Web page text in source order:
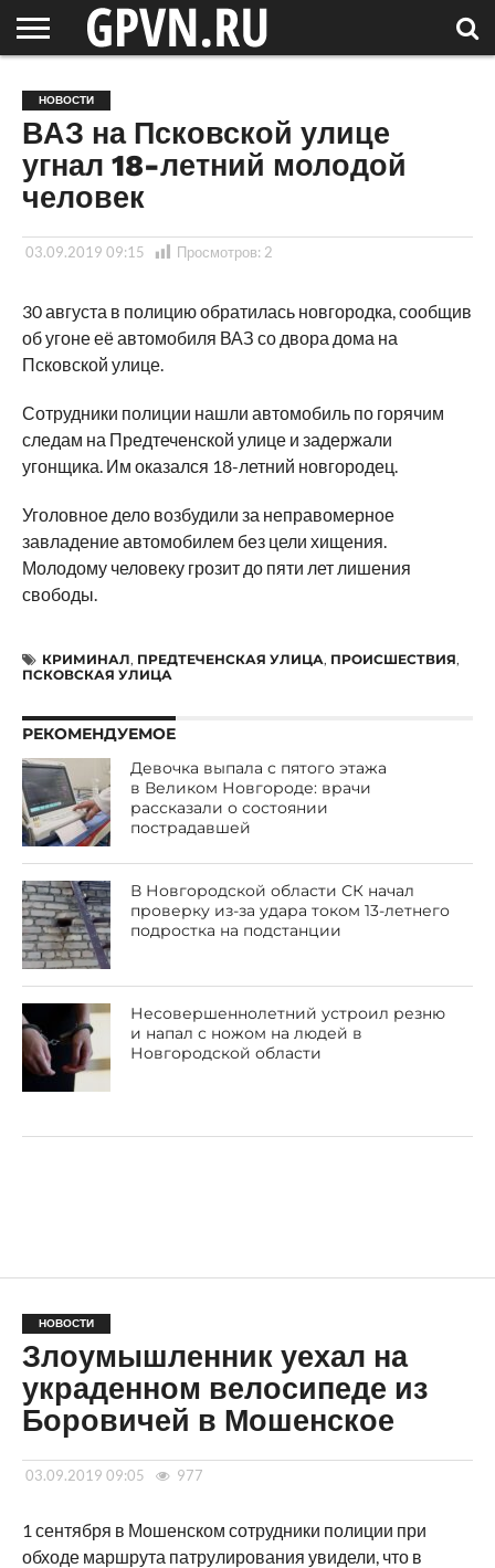
ОБЛАСТЬ
НОВОСТИ
СОСЕДЕЙ
РОССИЯ
/ МИР
СПЕЦПРОЕКТЫ
БЛОГ
СТАТЬИ
ФОТОРЕПОРТАЖИ
ИНТЕРВЬЮ
ОБЪЕКТЫ
ПОДБОРКИ
НОВОСТИ
ВАЗ на Псковской улице
угнал 18-летний молодой
человек
03.09.2019 09:15 Просмотров: 2
30 августа в полицию обратилась новгородка, сообщив
об угоне её автомобиля ВАЗ со двора дома на
Псковской улице.
Сотрудники полиции нашли автомобиль по горячим
следам на Предтеченской улице и задержали
угонщика. Им оказался 18-летний новгородец.
Уголовное дело возбудили за неправомерное
завладение автомобилем без цели хищения.
Молодому человеку грозит до пяти лет лишения
свободы.
КРИМИНАЛ, ПРЕДТЕЧЕНСКАЯ УЛИЦА, ПРОИСШЕСТВИЯ,
ПСКОВСКАЯ УЛИЦА
РЕКОМЕНДУЕМОЕ
Девочка выпала с пятого этажа
в Великом Новгороде: врачи
рассказали о состоянии
пострадавшей
В Новгородской области СК начал
проверку из-за удара током 13-летнего
подростка на подстанции
Несовершеннолетний устроил резню
и напал с ножом на людей в
Новгородской области
НОВОСТИ
Злоумышленник уехал на
украденном велосипеде из
Боровичей в Мошенское
03.09.2019 09:05 977
1 сентября в Мошенском сотрудники полиции при
обходе маршрута патрулирования увидели, что в